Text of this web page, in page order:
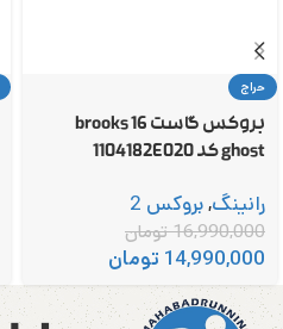
حراج
بروکس گاست 16 brooks
ghost کد 1104182E020
رانینگ,بروکس 2
16,990,000تومان
14,990,000 تومان